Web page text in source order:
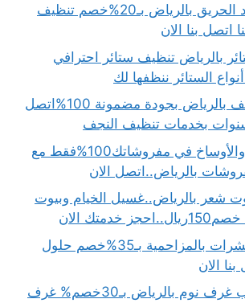
شركة تنظيف بعد الحريق بالرياض بـ20%خصم تنظيف
اتصل بنا الان
بالرياض تنظيف ستائر احترافي
شركة تنظيف نجف بالرياض بجودة مضمونة 100%اتصل
تخلص من البقع والأوساخ في مفروشاتك100%فقط مع
بالرياض..اتصل الان
شعر بالرياض..غسيل الخيام وبيوت
خدمتك الان
شركة مكافحة حشرات بالمزاحمية بـ35%خصم حلول
الان
شركة فك وتركيب غرف نوم بالرياض بـ30خصم% غرف